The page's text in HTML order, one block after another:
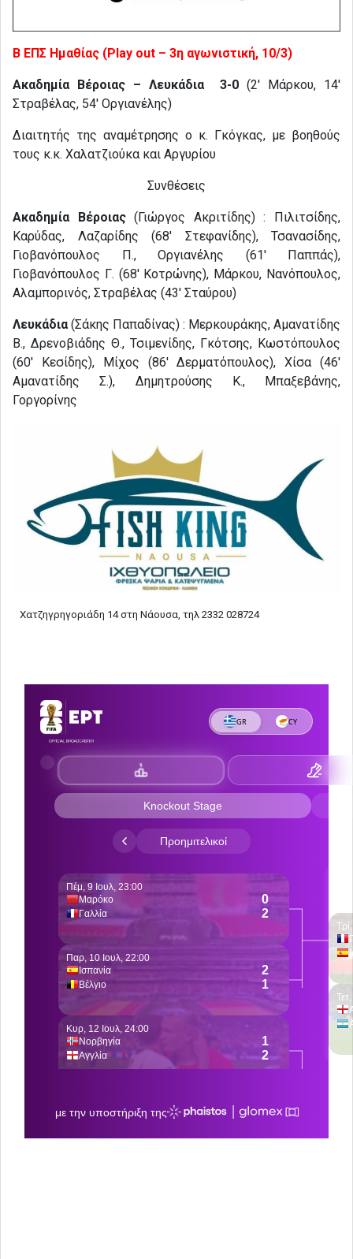
Β ΕΠΣ Ημαθίας (Play out – 3η αγωνιστική, 10/3)
Ακαδημία Βέροιας – Λευκάδια 3-0 (2′ Μάρκου, 14′
Στραβέλας, 54′ Οργιανέλης)
Διαιτητής της αναμέτρησης ο κ. Γκόγκας, με βοηθούς
τους κ.κ. Χαλατζιούκα και Αργυρίου
Συνθέσεις
Ακαδημία Βέροιας(Γιώργος Ακριτίδης) : Πιλιτσίδης,
Καρύδας, Λαζαρίδης (68′ Στεφανίδης), Τσανασίδης,
Γιοβανόπουλος Π., Οργιανέλης (61′ Παππάς),
Γιοβανόπουλος Γ. (68′ Κοτρώνης), Μάρκου, Νανόπουλος,
Αλαμπορινός, Στραβέλας (43′ Σταύρου)
Λευκάδια(Σάκης Παπαδίνας) : Μερκουράκης, Αμανατίδης
Β., Δρενοβιάδης Θ., Τσιμενίδης, Γκότσης, Κωστόπουλος
(60′ Κεσίδης), Μίχος (86′ Δερματόπουλος), Χίσα (46′
Αμανατίδης Σ.), Δημητρούσης Κ., Μπαξεβάνης,
Γοργορίνης
Χατζηγρηγοριάδη 14 στη Νάουσα, τηλ 2332 028724